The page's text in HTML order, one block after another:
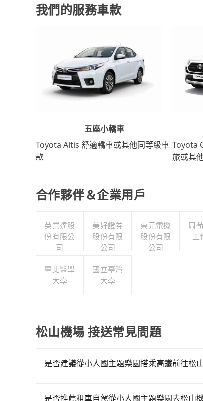
我們的服務車款
五座小轎車
Toyota Altis 舒適轎車或其他同等級車
款
Toyota
旅或其
合作夥伴＆企業用戶
英業達股
份有限公
司
美好證券
股份有限
公司
東元電機
股份有限
公司
周
工
臺北醫學
大學
國立臺灣
大學
松山機場 接送常見問題
是否建議從小人國主題樂園搭乘高鐵前往松
74班車次，從最早06:49到23:40，過了末班
是否推薦租車自駕從小人國主題樂園去松山